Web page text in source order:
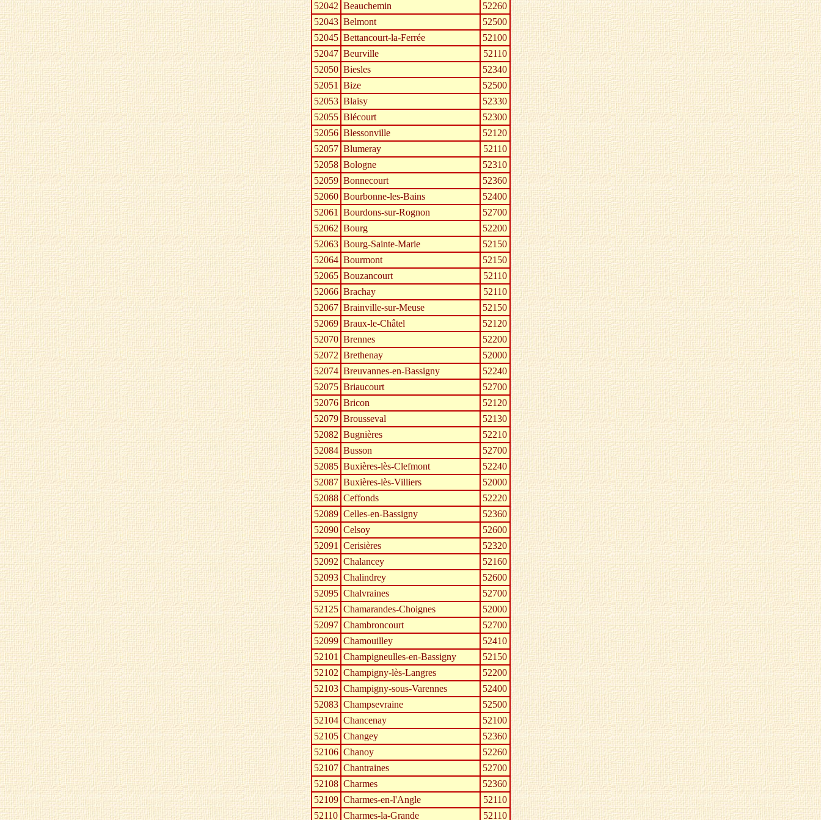
52042 Beauchemin
52260
52043 Belmont
52500
52045 Bettancourt-la-Ferrée
52100
52047 Beurville
52110
52050 Biesles
52340
52051 Bize
52500
52053 Blaisy
52330
52055 Blécourt
52300
52056 Blessonville
52120
52057 Blumeray
52110
52058 Bologne
52310
52059 Bonnecourt
52360
52060 Bourbonne-les-Bains
52400
52061 Bourdons-sur-Rognon
52700
52062 Bourg
52200
52063 Bourg-Sainte-Marie
52150
52064 Bourmont
52150
52065 Bouzancourt
52110
52066 Brachay
52110
52067 Brainville-sur-Meuse
52150
52069 Braux-le-Châtel
52120
52070 Brennes
52200
52072 Brethenay
52000
52074 Breuvannes-en-Bassigny
52240
52075 Briaucourt
52700
52076 Bricon
52120
52079 Brousseval
52130
52082 Bugnières
52210
52084 Busson
52700
52085 Buxières-lès-Clefmont
52240
52087 Buxières-lès-Villiers
52000
52088 Ceffonds
52220
52089 Celles-en-Bassigny
52360
52090 Celsoy
52600
52091 Cerisières
52320
52092 Chalancey
52160
52093 Chalindrey
52600
52095 Chalvraines
52700
52125 Chamarandes-Choignes
52000
52097 Chambroncourt
52700
52099 Chamouilley
52410
52101 Champigneulles-en-Bassigny
52150
52102 Champigny-lès-Langres
52200
52103 Champigny-sous-Varennes
52400
52083 Champsevraine
52500
52104 Chancenay
52100
52105 Changey
52360
52106 Chanoy
52260
52107 Chantraines
52700
52108 Charmes
52360
52109 Charmes-en-l'Angle
52110
52110 Charmes-la-Grande
52110